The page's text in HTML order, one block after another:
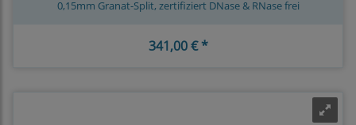
0,15mm Granat-Split, zertifiziert DNase & RNase frei
341,00 € *